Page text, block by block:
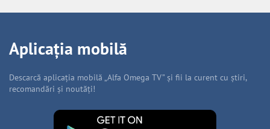
Aplicația mobilă
Descarcă aplicația mobilă „Alfa Omega TV” și fii la curent cu știri,
recomandări și noutăți!